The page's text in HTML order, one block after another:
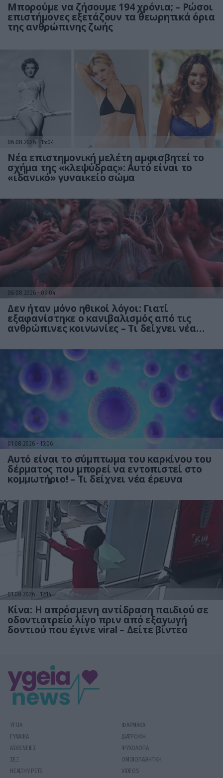
Μπορούμε να ζήσουμε 194 χρόνια; – Ρώσοι
επιστήμονες εξετάζουν τα θεωρητικά όρια
της ανθρώπινης ζωής
06.08.2026 15:04
Νέα επιστημονική μελέτη αμφισβητεί το
σχήμα της «κλεψύδρας»: Αυτό είναι το
«ιδανικό» γυναικείο σώμα
06.08.2026 09:04
Δεν ήταν μόνο ηθικοί λόγοι: Γιατί
εξαφανίστηκε ο κανιβαλισμός από τις
ανθρώπινες κοινωνίες – Τι δείχνει νέα
01.08.2026 15:06
Αυτό είναι το σύμπτωμα του καρκίνου του
δέρματος που μπορεί να εντοπιστεί στο
κομμωτήριο! – Τι δείχνει νέα έρευνα
01.08.2026 12:14
Κίνα: Η απρόσμενη αντίδραση παιδιού σε
οδοντιατρείο λίγο πριν από εξαγωγή
δοντιού που έγινε viral – Δείτε βίντεο
ΥΓΕΙΑ
ΦΑΡΜΑΚΑ
ΓΥΝΑΙΚΑ
ΔΙΑΤΡΟΦΗ
ΑΣΘΕΝΕΙΕΣ
ΨΥΧΟΛΟΓΙΑ
ΣΕΞ
ΟΜΟΙΟΠΑΘΗΤΙΚΗ
HEALTHY PETS
VIDEOS